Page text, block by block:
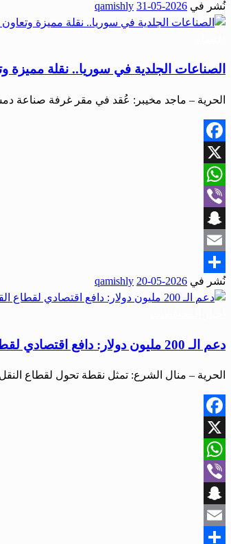
Share
نُشر في 2026-05-31
qamishly
الصناعات الجلدية في سوريا.. نقلة مميزة
الحرية – ماجد مخيبر: عُقد في مقر غرفة صناعة
Facebook
X
WhatsApp
Viber
Snapchat
Email
Share
نُشر في 2026-05-20
qamishly
دعم الـ 200 مليون دولار: دافع اقتصادي لقطاع القطارات
الحرية – منال الشرع: تمثل نقطة تحول لقطاع
Facebook
X
WhatsApp
Viber
Snapchat
Email